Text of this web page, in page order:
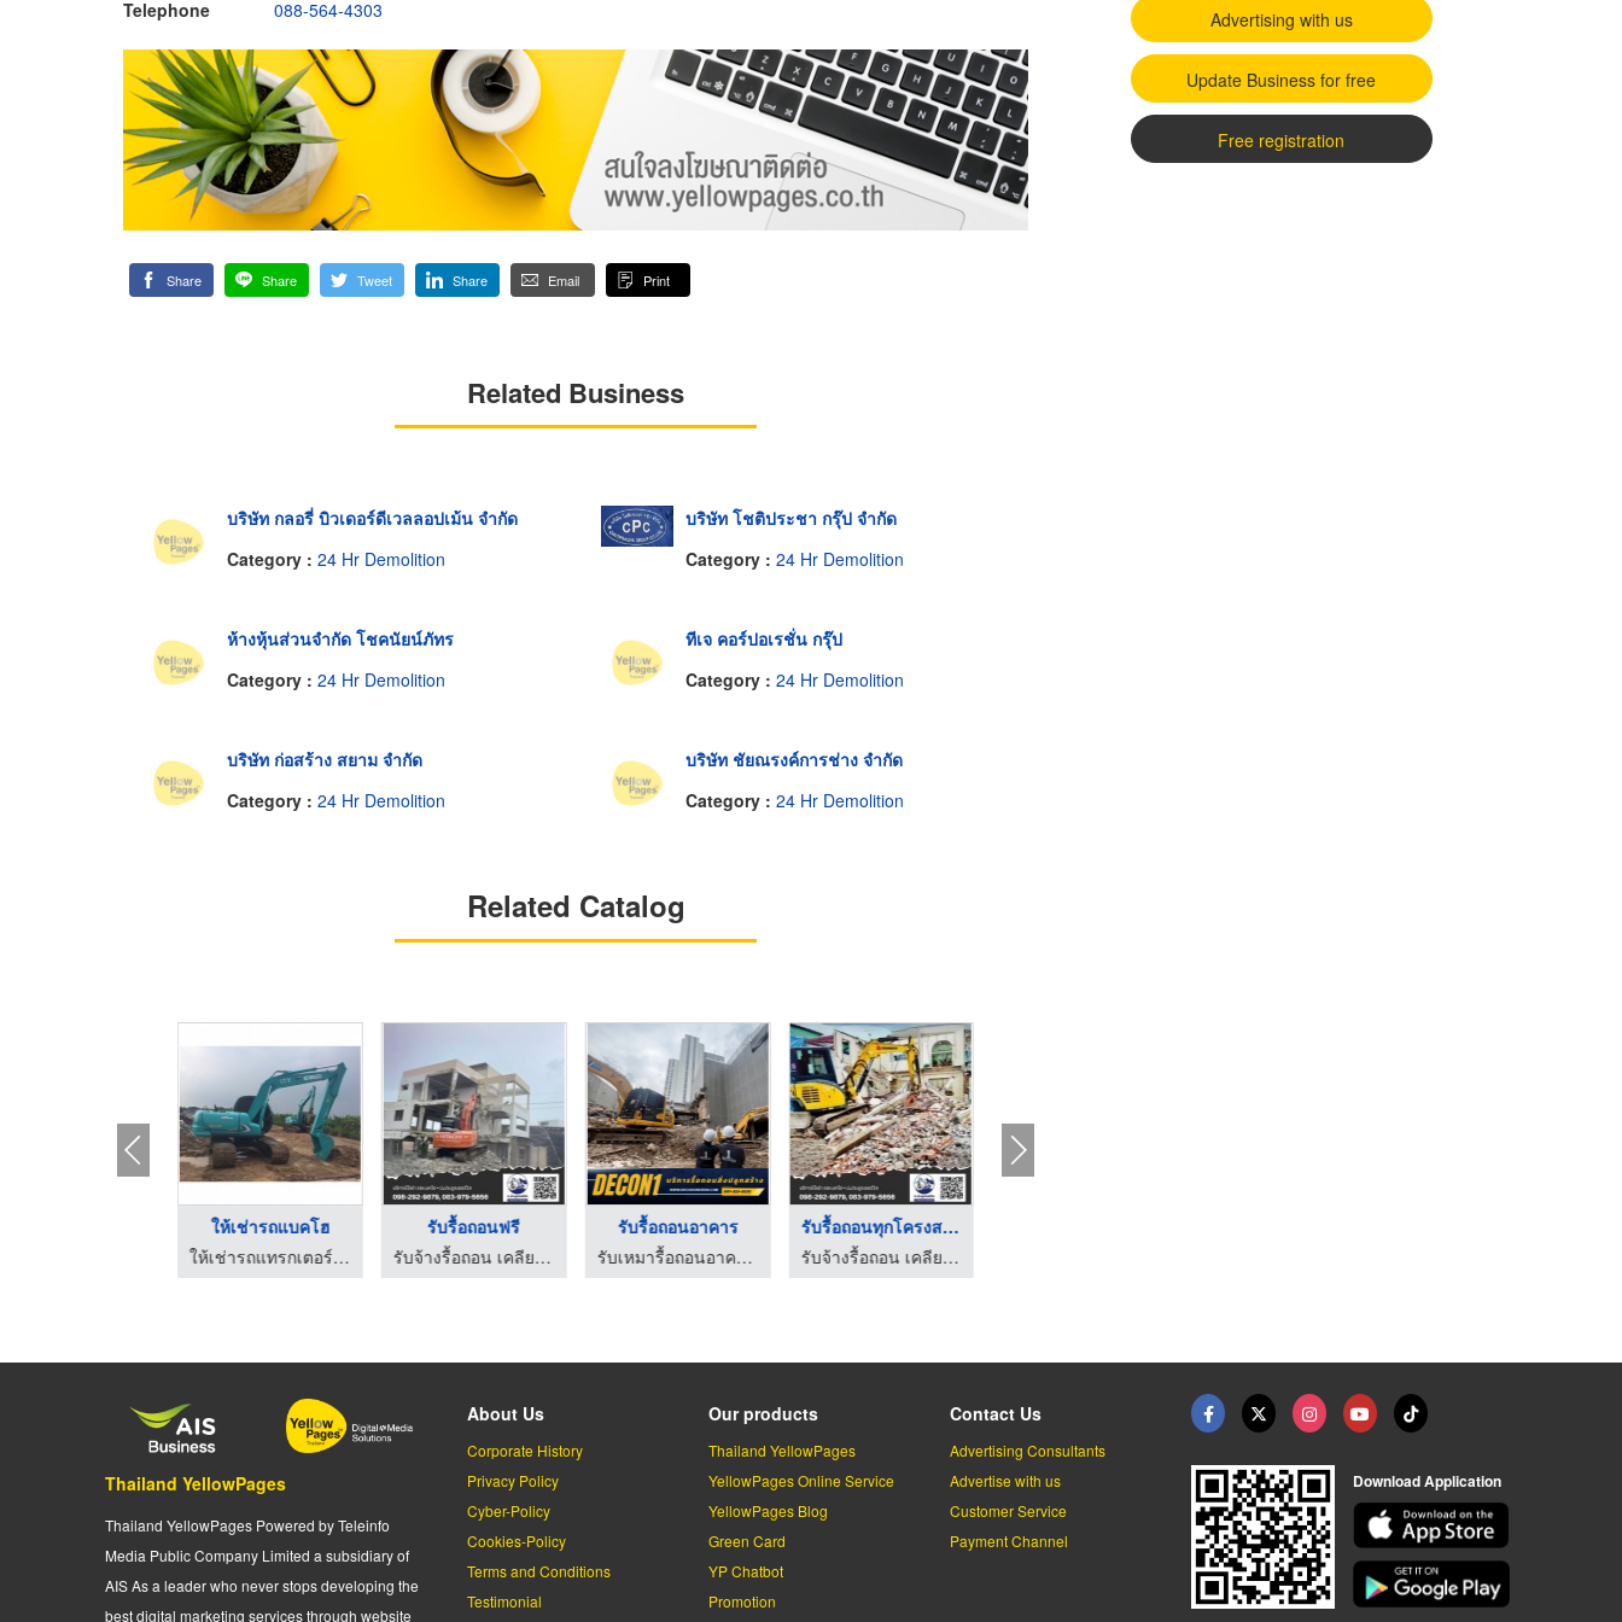
Telephone 088-564-4303
Share Share Tweet Share Email Print
Related Business
บริษัท กลอรี่ บิวเดอร์ดีเวลลอปเม้น จำกัด
Category : 24 Hr Demolition
บริษัท โชติประชา กรุ๊ป จำกัด
Category : 24 Hr Demolition
ห้างหุ้นส่วนจำกัด โชคนัยน์ภัทร
Category : 24 Hr Demolition
ทีเจ คอร์ปอเรชั่น กรุ๊ป
Category : 24 Hr Demolition
บริษัท ก่อสร้าง สยาม จำกัด
Category : 24 Hr Demolition
บริษัท ชัยณรงค์การช่าง จำกัด
Category : 24 Hr Demolition
Related Catalog
ให้เช่ารถแบคโฮ
ให้เช่ารถแทรกเตอร์ - ไอ.ที.วาย.การโยธา
รับรื้อถอนฟรี
รับจ้างรื้อถอน เคลียร์ริ่งพื้นที่ ให้เช่าแบคโฮ-ป.ประยูรเซอร์วิส
รับรื้อถอนอาคาร
รับเหมารื้อถอนอาคาร สิ่งปลูกสร้างทุกชนิด - ดีคอนวัน
รับรื้อถอนทุกโครงสร้ ...
รับจ้างรื้อถอน เคลียร์ริ่งพื้นที่ ให้เช่าแบคโฮ-ป.ประยูรเซอร์วิส
Advertising with us
Update Business for free
Free registration
Thailand YellowPages
Thailand YellowPages Powered by Teleinfo
Media Public Company Limited a subsidiary of
AIS As a leader who never stops developing the
best digital marketing services through website
About Us
Corporate History
Privacy Policy
Cyber-Policy
Cookies-Policy
Terms and Conditions
Testimonial
Our products
Thailand YellowPages
YellowPages Online Service
YellowPages Blog
Green Card
YP Chatbot
Promotion
Contact Us
Advertising Consultants
Advertise with us
Customer Service
Payment Channel
Download Application